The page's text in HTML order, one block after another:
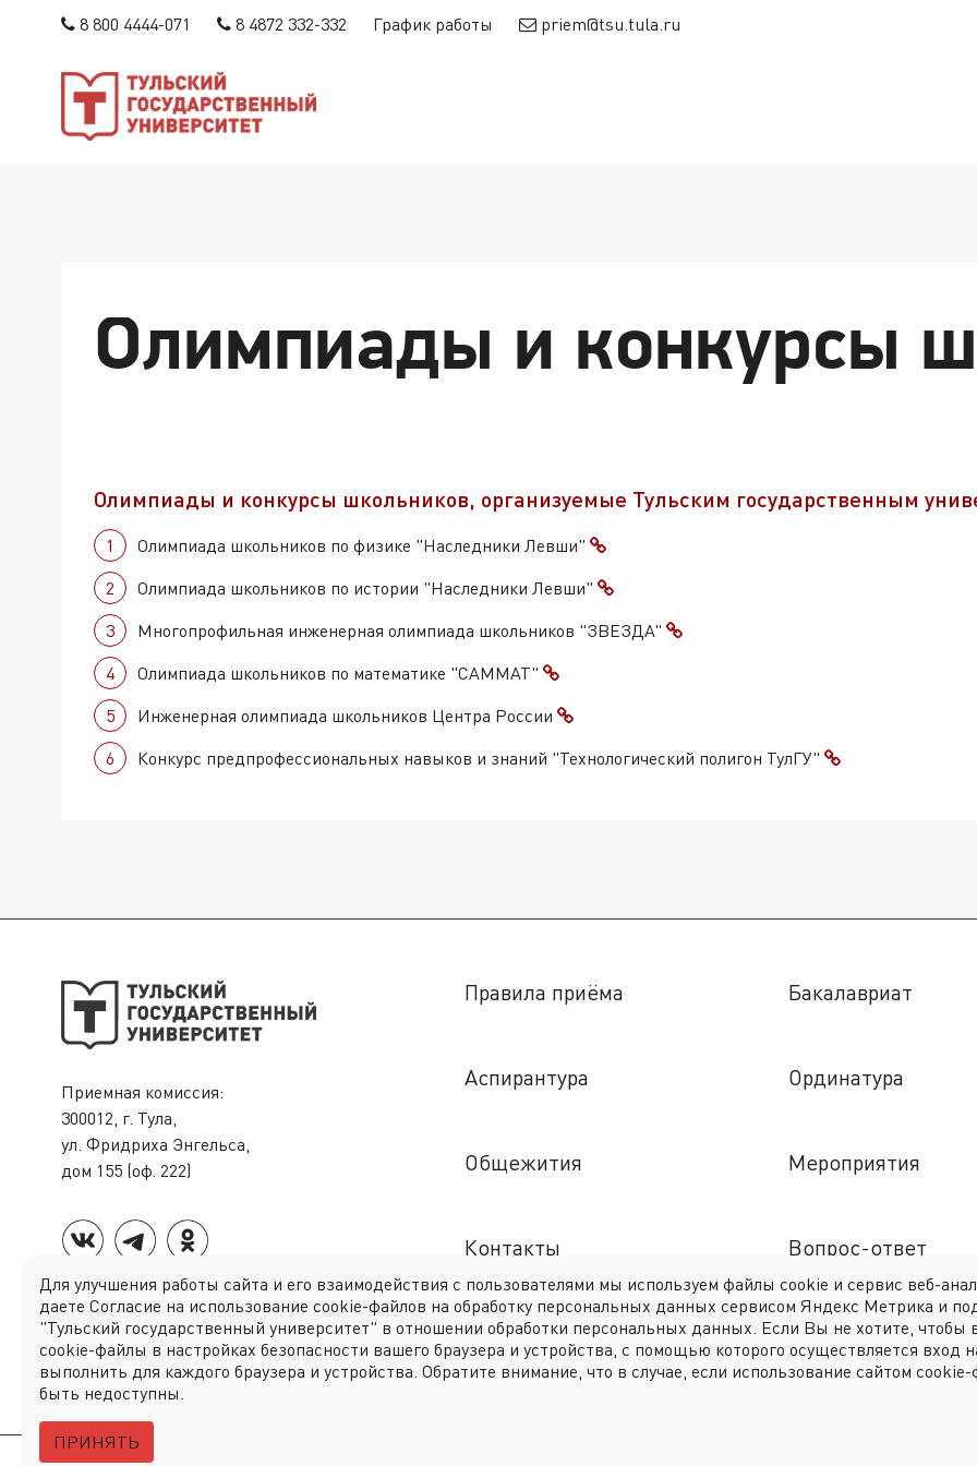
8 800 4444-071 8 4872 332-332 График работы priem@tsu.tula.ru
Олимпиады и конкурсы
Олимпиады и конкурсы школьников, организуемые Тульским государственным
1
Олимпиада школьников по физике "Наследники Левши"
2
Олимпиада школьников по истории "Наследники Левши"
3
Многопрофильная инженерная олимпиада школьников "ЗВЕЗДА"
4
Олимпиада школьников по математике "САММАТ"
5
Инженерная олимпиада школьников Центра России
6
Конкурс предпрофессиональных навыков и знаний "Технологический полигон ТулГУ"
Приемная комиссия:
300012, г. Тула,
ул. Фридриха Энгельса,
дом 155 (оф. 222)
Правила приёма Бакалавриат
Аспирантура Ординатура
Общежития Мероприятия
Контакты Вопрос-ответ
Иностранным абитуриентам
Справочно-
система
Для улучшения работы сайта и его взаимодействия с пользователями мы используем файлы cookie и сервис веб-
даете Согласие на использование cookie-файлов на обработку персональных данных сервисом Яндекс Метрика и
"Тульский государственный университет" в отношении обработки персональных данных. Если Вы не хотите,
cookie-файлы в настройках безопасности вашего браузера и устройства, с помощью которого осуществляется вход
выполнить для каждого браузера и устройства. Обратите внимание, что в случае, если использование сайтом
быть недоступны.
ПРИНЯТЬ